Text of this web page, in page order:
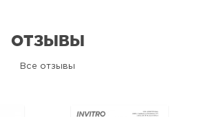
ОТЗЫВЫ
Все отзывы